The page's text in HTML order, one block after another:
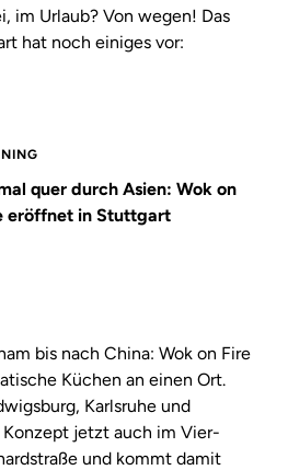
im Urlaub? Von wegen! Das
hat noch einiges vor:
quer durch Asien: Wok on
eröffnet in Stuttgart
bis nach China: Wok on Fire
Küchen an einen Ort.
Karlsruhe und
jetzt auch im Vier-
und kommt damit